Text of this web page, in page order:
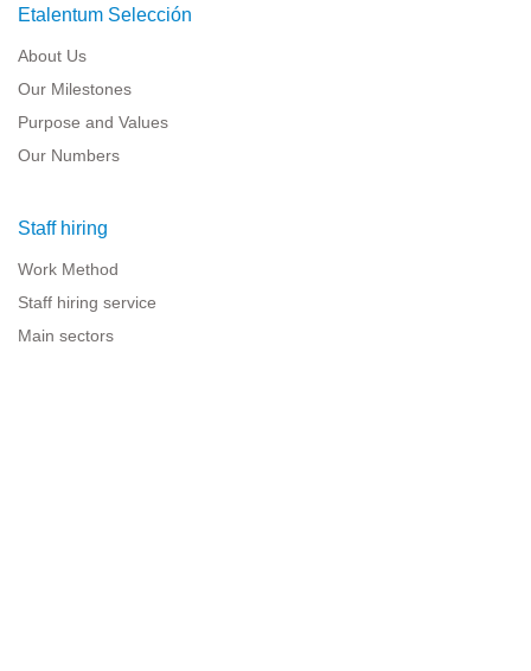
Etalentum Selección
About Us
Our Milestones
Purpose and Values
Our Numbers
Staff hiring
Work Method
Staff hiring service
Main sectors